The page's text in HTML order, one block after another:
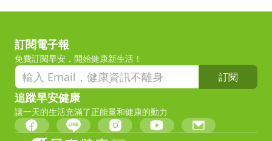
訂閱電子報
免費訂閱早安，開始健康新生活！
訂閱
追蹤早安健康
讓一天的生活充滿了正能量和健康的動力